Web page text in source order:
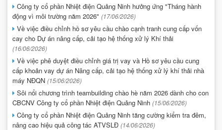
Công ty cổ phần Nhiệt điện Quảng Ninh hưởng ứng "Tháng hành
động vì môi trường năm 2026" (17/06/2026)
Về việc điều chỉnh hồ sơ yêu cầu chào cạnh tranh cung cấp vốn
cay cho Dự án nâng cấp, cải tạo hệ thống xử lý Khí thải
(16/06/2026)
Về việc phê duyệt điều chỉnh giá trị vay và Hồ sơ yêu cầu cung
cấp khoản vay dự án Nâng cấp, cải tạo hệ thống xử lý khí thải nhà
máy NĐQN (15/06/2026)
Sôi nổi chương trình teambuilding chào hè năm 2026 dành cho con
CBCNV Công ty cổ phần Nhiệt điện Quảng Ninh (15/06/2026)
Công ty cổ phần Nhiệt điện Quảng Ninh tăng cường kiểm tra đêm,
nâng cao hiệu quả công tác ATVSLĐ (14/06/2026)